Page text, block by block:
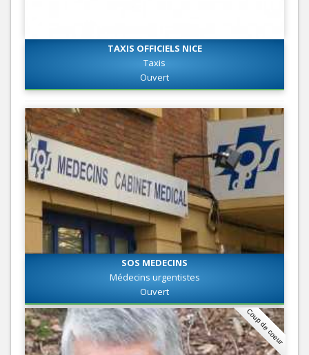
TAXIS OFFICIELS NICE
Taxis
Ouvert
SOS MEDECINS
Médecins urgentistes
Ouvert
Coup de coeur